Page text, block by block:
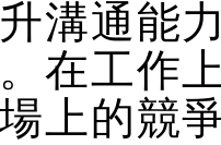
溝通能
在工作
上的競